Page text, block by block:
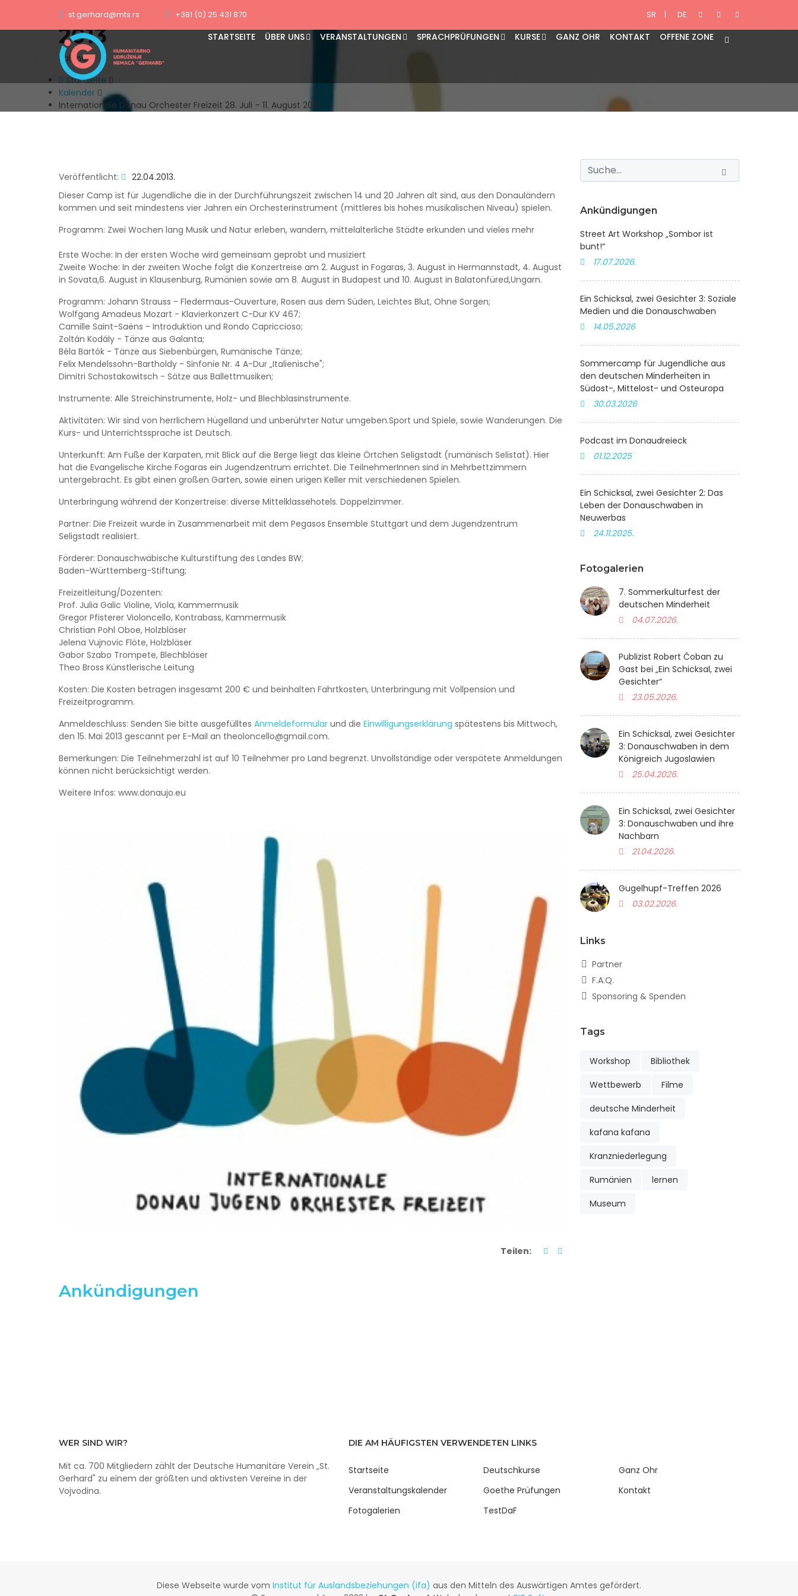
st.gerhard@mts.rs +381 (0) 25 431 870 SR | DE
STARTSEITE ÜBER UNS VERANSTALTUNGEN SPRACHPRÜFUNGEN KURSE GANZ OHR KONTAKT OFFENE ZONE
Internationale Donau Orchester Freizeit 28. Juli – 11. August
2013
Kalender
Startseite
Kalender
Internationale Donau Orchester Freizeit 28. Juli – 11. August 2013
Veröffentlicht:
22.04.2013.
Dieser Camp ist für Jugendliche die in der Durchführungszeit zwischen 14 und 20 Jahren alt sind, aus den Donauländern
kommen und seit mindestens vier Jahren ein Orchesterinstrument (mittleres bis hohes musikalischen Niveau) spielen.
Programm: Zwei Wochen lang Musik und Natur erleben, wandern, mittelalterliche Städte erkunden und vieles mehr
Erste Woche: In der ersten Woche wird gemeinsam geprobt und musiziert
Zweite Woche: In der zweiten Woche folgt die Konzertreise am 2. August in Fogaras, 3. August in Hermannstadt, 4. August
in Sovata,6. August in Klausenburg, Rumänien sowie am 8. August in Budapest und 10. August in Balatonfüred,Ungarn.
Programm: Johann Strauss - Fledermaus-Ouverture, Rosen aus dem Süden, Leichtes Blut, Ohne Sorgen;
Wolfgang Amadeus Mozart - Klavierkonzert C-Dur KV 467;
Camille Saint-Saëns - Introduktion und Rondo Capriccioso;
Zoltán Kodály - Tänze aus Galanta;
Béla Bartók - Tänze aus Siebenbürgen, Rumänische Tänze;
Felix Mendelssohn-Bartholdy - Sinfonie Nr. 4 A-Dur „Italienische";
Dimitri Schostakowitsch - Sätze aus Ballettmusiken;
Instrumente: Alle Streichinstrumente, Holz- und Blechblasinstrumente.
Aktivitäten: Wir sind von herrlichem Hügelland und unberührter Natur umgeben.Sport und Spiele, sowie Wanderungen. Die
Kurs- und Unterrichtssprache ist Deutsch.
Unterkunft: Am Fuße der Karpaten, mit Blick auf die Berge liegt das kleine Örtchen Seligstadt (rumänisch Selistat). Hier
hat die Evangelische Kirche Fogaras ein Jugendzentrum errichtet. Die TeilnehmerInnen sind in Mehrbettzimmern
untergebracht. Es gibt einen großen Garten, sowie einen urigen Keller mit verschiedenen Spielen.
Unterbringung während der Konzertreise: diverse Mittelklassehotels. Doppelzimmer.
Partner: Die Freizeit wurde in Zusammenarbeit mit dem Pegasos Ensemble Stuttgart und dem Jugendzentrum
Seligstadt realisiert.
Förderer: Donauschwäbische Kulturstiftung des Landes BW;
Baden-Württemberg-Stiftung;
Freizeitleitung/Dozenten:
Prof. Julia Galic Violine, Viola, Kammermusik
Gregor Pfisterer Violoncello, Kontrabass, Kammermusik
Christian Pohl Oboe, Holzbläser
Jelena Vujnovic Flöte, Holzbläser
Gabor Szabo Trompete, Blechbläser
Theo Bross Künstlerische Leitung
Kosten: Die Kosten betragen insgesamt 200 € und beinhalten Fahrtkosten, Unterbringung mit Vollpension und
Freizeitprogramm.
Anmeldeschluss: Senden Sie bitte ausgefülltes Anmeldeformular und die Einwilligungserklärung spätestens bis Mittwoch,
den 15. Mai 2013 gescannt per E-Mail an theoloncello@gmail.com.
Bemerkungen: Die Teilnehmerzahl ist auf 10 Teilnehmer pro Land begrenzt. Unvollständige oder verspätete Anmeldungen
können nicht berücksichtigt werden.
Weitere Infos: www.donaujo.eu
Teilen:
Ankündigungen
Ankündigungen
Street Art Workshop „Sombor ist
bunt!“
17.07.2026.
Ein Schicksal, zwei Gesichter 3: Soziale
Medien und die Donauschwaben
14.05.2026
Sommercamp für Jugendliche aus
den deutschen Minderheiten in
Südost-, Mittelost- und Osteuropa
30.03.2026
Podcast im Donaudreieck
01.12.2025
Ein Schicksal, zwei Gesichter 2: Das
Leben der Donauschwaben in
Neuwerbas
24.11.2025.
Fotogalerien
7. Sommerkulturfest der
deutschen Minderheit
04.07.2026.
Publizist Robert Čoban zu
Gast bei „Ein Schicksal, zwei
Gesichter“
23.05.2026.
Ein Schicksal, zwei Gesichter
3: Donauschwaben in dem
Königreich Jugoslawien
25.04.2026.
Ein Schicksal, zwei Gesichter
3: Donauschwaben und ihre
Nachbarn
21.04.2026.
Gugelhupf-Treffen 2026
03.02.2026.
Links
Partner
F.A.Q.
Sponsoring & Spenden
Tags
Workshop
Bibliothek
Wettbewerb
Filme
deutsche Minderheit
kafana kafana
Kranzniederlegung
Rumänien
lernen
Museum
WER SIND WIR?
Mit ca. 700 Mitgliedern zählt der Deutsche Humanitäre Verein „St.
Gerhard" zu einem der größten und aktivsten Vereine in der
Vojvodina.
DIE AM HÄUFIGSTEN VERWENDETEN LINKS
Startseite
Veranstaltungskalender
Fotogalerien
Deutschkurse
Goethe Prüfungen
TestDaF
Ganz Ohr
Kontakt
Diese Webseite wurde vom Institut für Auslandsbeziehungen (ifa) aus den Mitteln des Auswärtigen Amtes gefördert.